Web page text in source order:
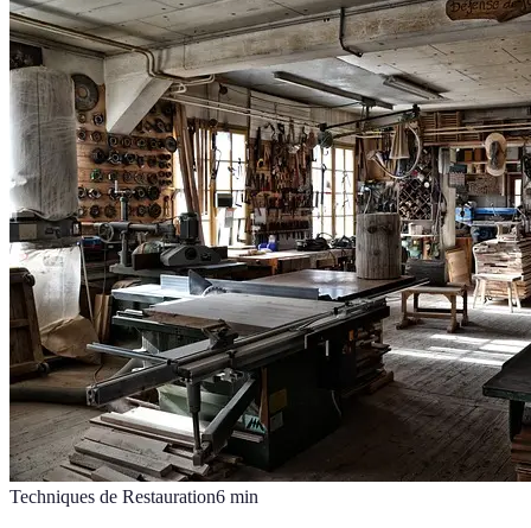
Techniques de Restauration6 min